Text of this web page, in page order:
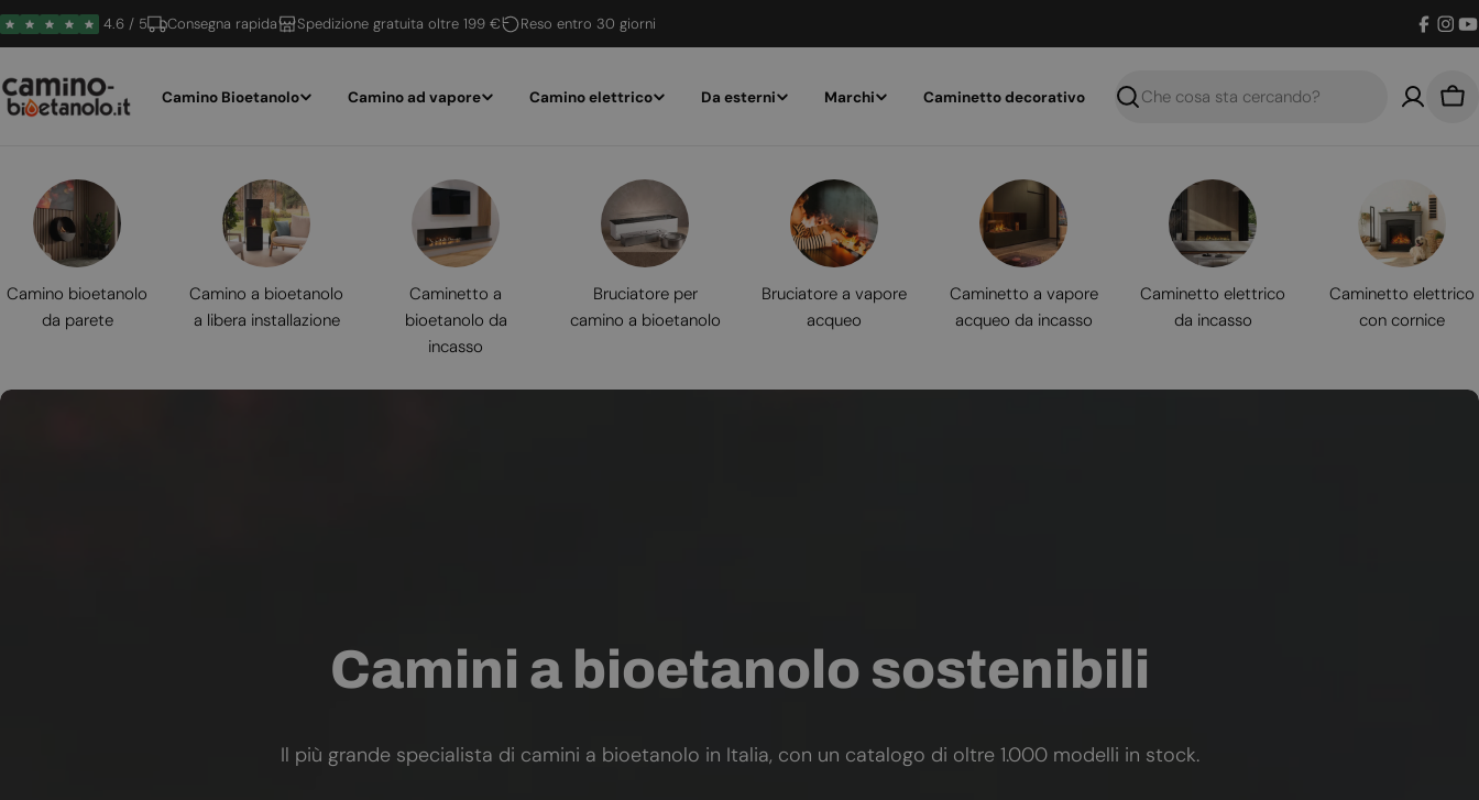
Vai
al
4.6 / 5 Consegna rapida Spedizione gratuita oltre 199 € Reso entro 30 giorni
Camino Bioetanolo Camino ad vapore Camino elettrico Da esterni Marchi Caminetto decorativo
Ricerca
Camino bioetanolo
da parete
Camino a bioetanolo
a libera installazione
Caminetto a
bioetanolo da
incasso
Bruciatore per
camino a bioetanolo
Bruciatore a vapore
acqueo
Caminetto a vapore
acqueo da incasso
Caminetto elettrico
da incasso
Caminetto elettrico
con cornice
Camini a bioetanolo sostenibili
Il più grande specialista di camini a bioetanolo in Italia, con un catalogo di oltre 1.000 modelli in stock.